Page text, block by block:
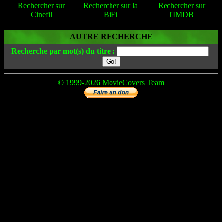
Rechercher sur
Cinefil
Rechercher sur la
BiFi
Rechercher sur
l'IMDB
AUTRE RECHERCHE
Recherche par mot(s) du titre :
© 1999-2026 MovieCovers Team